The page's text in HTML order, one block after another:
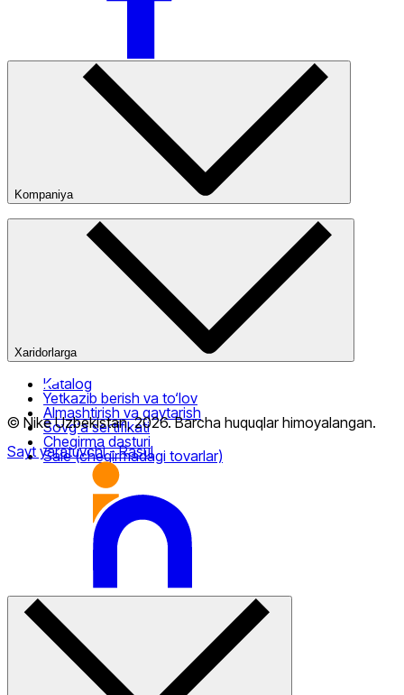
Kompaniya
Kompaniya haqida
Bizning do‘konlarimiz
Ommaviy oferta
Xaridorlarga
Katalog
Yetkazib berish va to‘lov
Almashtirish va qaytarish
Sovg‘a sertifikati
Chegirma dasturi
Sale (chegirmadagi tovarlar)
© Nike Uzbekistan,2026.Barcha huquqlar himoyalangan.
Sayt yaratuvchi- Rasul